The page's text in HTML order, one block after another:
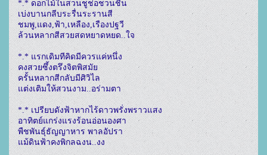
*.* ดอกไม้ในสวนชูช่อชวนชื่น
เบ่งบานกลีบระรื่นระรานสี
ชมพู,แดง,ฟ้า,เหลือง,เรืองปฐวี
ล้วนหลากสีสวยสดหยาดหยด..ใจ
*.* แรกเดิมทีคิดมีควรแค่หนึ่ง
คงสวยซึ้งตรึงจิตพิสมัย
ครั้นหลากสีกลับมีศิวิไล
แต่งเติมให้สวนงาม..อร่ามตา
*.* เปรียบดังฟ้าหากไร้ดาวพรั่งพราวแสง
อาทิตย์แกร่งแรงร้อนอ่อนองศา
พืชพันธุ์ธัญญาหาร พาลอัปรา
แม้ดินฟ้าคงพิกลฉงน..งง